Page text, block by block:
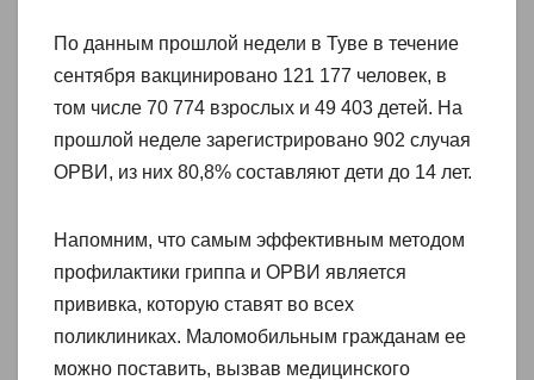
По данным прошлой недели в Туве в течение
сентября вакцинировано 121 177 человек, в
том числе 70 774 взрослых и 49 403 детей. На
прошлой неделе зарегистрировано 902 случая
ОРВИ, из них 80,8% составляют дети до 14 лет.
Напомним, что самым эффективным методом
профилактики гриппа и ОРВИ является
прививка, которую ставят во всех
поликлиниках. Маломобильным гражданам ее
можно поставить, вызвав медицинского